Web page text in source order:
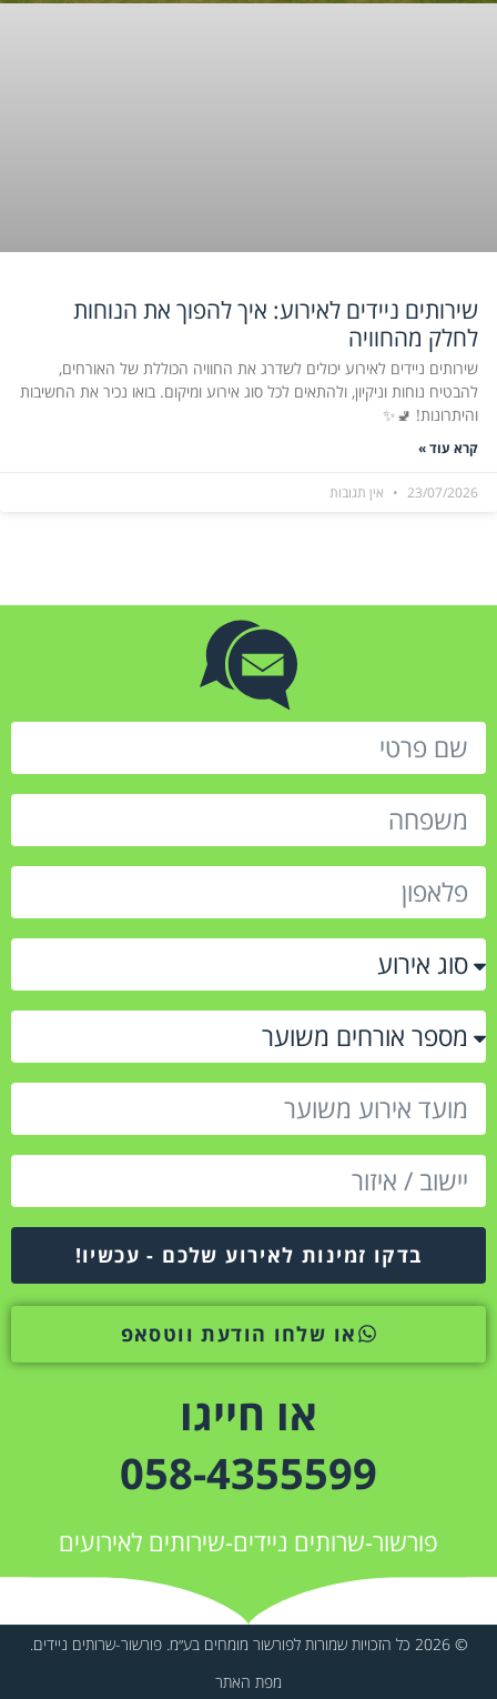
שירותים ניידים לאירוע: איך להפוך את הנוחות
לחלק מהחוויה
שירותים ניידים לאירוע יכולים לשדרג את החוויה הכוללת של האורחים,
להבטיח נוחות וניקיון, ולהתאים לכל סוג אירוע ומיקום. בואו נכיר את החשיבות
והיתרונות! 🚽✨
קרא עוד »
23/07/2026 אין תגובות
בדקו זמינות לאירוע שלכם - עכשיו!
או שלחו הודעת ווטסאפ
או חייגו
058-4355599
פורשור-שרותים ניידים-שירותים לאירועים
© 2026 כל הזכויות שמורות לפורשור מומחים בע״מ. פורשור-שרותים ניידים.
מפת האתר